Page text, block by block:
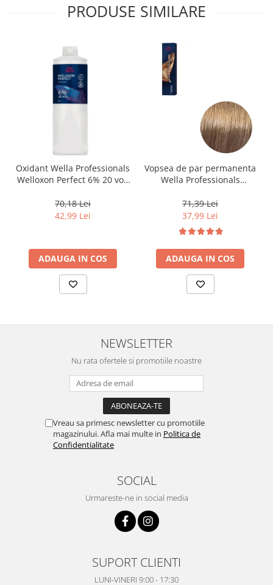
PRODUSE SIMILARE
Oxidant Wella Professionals
Welloxon Perfect 6% 20 vol,
70,18 Lei
42,99 Lei
ADAUGA IN COS
Vopsea de par permanenta
Wella Professionals
Blond Deschis Natural, 60
ml
71,39 Lei
37,99 Lei
ADAUGA IN COS
NEWSLETTER
Nu rata ofertele si promotiile noastre
Vreau sa primesc newsletter cu promotiile
magazinului. Afla mai multe in Politica de
Confidentialitate
SOCIAL
Urmareste-ne in social media
SUPORT CLIENTI
LUNI-VINERI 9:00 - 17:30